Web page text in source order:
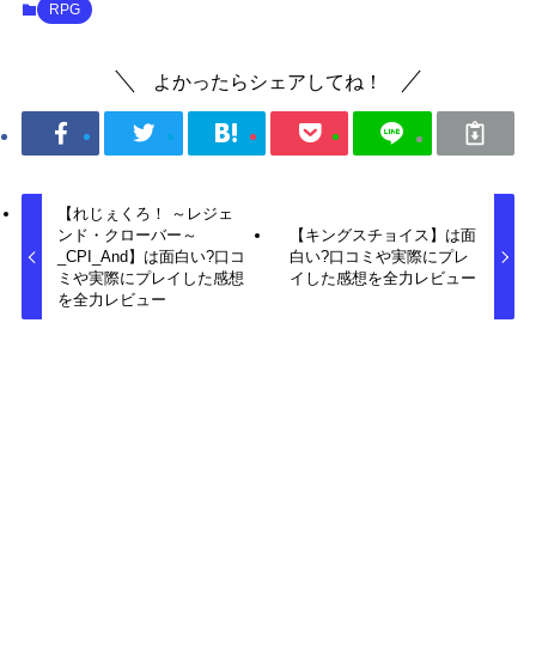
RPG
よかったらシェアしてね！
【れじぇくろ！ ～レジェ
ンド・クローバー～
_CPI_And】は面白い?口コ
ミや実際にプレイした感想
を全力レビュー
【キングスチョイス】は面
白い?口コミや実際にプレ
イした感想を全力レビュー